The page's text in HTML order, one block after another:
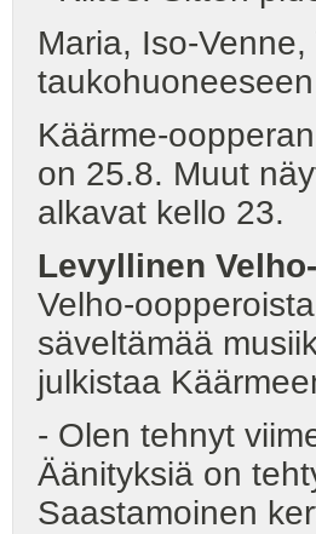
Maria, Iso-
Käärme-
on 25.8. Muut
alkavat kello 23.
Levyllinen
Velho-
säveltämää
julkistaa
- Olen tehnyt
Äänityksiä on
Saastamoinen